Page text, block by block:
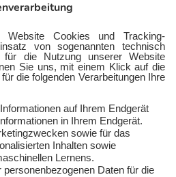
Über uns
Auszeichnungen
Presse und Downloads